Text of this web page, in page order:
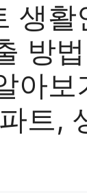
생활
방
아보
트,